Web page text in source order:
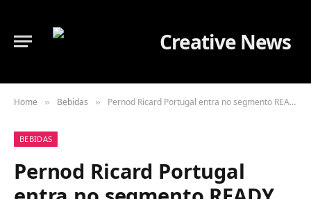
Home » Bebidas » Pernod Ricard Portugal entra no segmento READY TO DRINK com as marcas JAMESON e BEEFEATER
BEBIDAS
Pernod Ricard Portugal